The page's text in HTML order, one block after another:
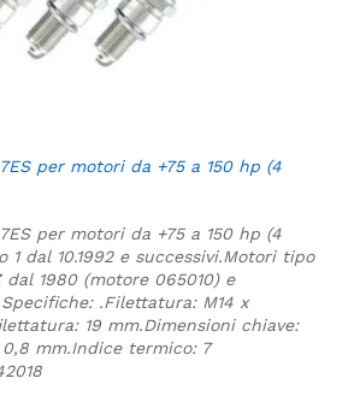
per motori da +75 a 150 hp (4
per motori da +75 a 150 hp (4
1 dal 10.1992 e successivi.Motori tipo
dal 1980 (motore 065010) e
.Filettatura: M14 x
19 mm.Dimensioni chiave:
mm.Indice termico: 7